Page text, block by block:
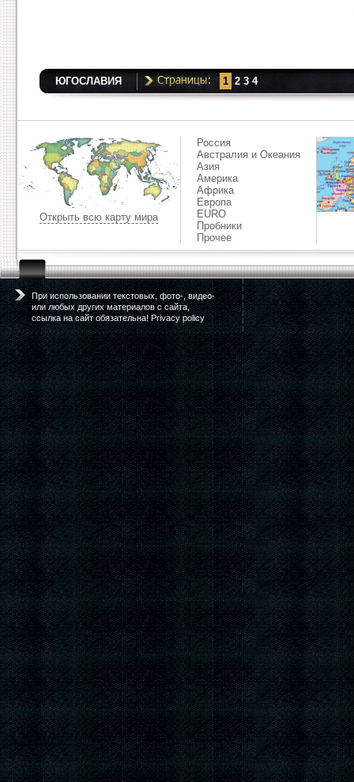
ЮГОСЛАВИЯ 1 2 3 4
Открыть всю карту мира
Россия
Австралия и Океания
Азия
Америка
Африка
Европа
EURO
Пробники
Прочее
При использовании текстовых, фото-, видео-
или любых других материалов с сайта,
ссылка на сайт обязательна! Privacy policy